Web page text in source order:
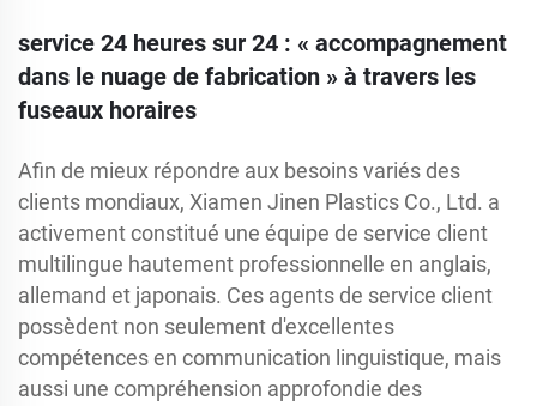
service 24 heures sur 24 : « accompagnement
dans le nuage de fabrication » à travers les
fuseaux horaires
Afin de mieux répondre aux besoins variés des
clients mondiaux, Xiamen Jinen Plastics Co., Ltd. a
activement constitué une équipe de service client
multilingue hautement professionnelle en anglais,
allemand et japonais. Ces agents de service client
possèdent non seulement d'excellentes
compétences en communication linguistique, mais
aussi une compréhension approfondie des